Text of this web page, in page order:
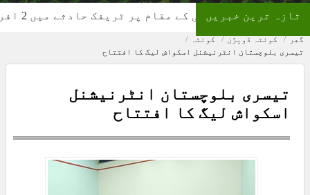
پیر علیزئی کے مقام پر ٹریفک حادثے میں 2 افراد جان کی بازی ہار گئے
تازہ ترین خبریں
گھر کوئٹہ ڈویژن
کوئٹہ
تیسری بلوچستان انٹرنیشنل اسکواش لیگ کا افتتاح
تیسری بلوچستان انٹرنیشنل
اسکواش لیگ کا افتتاح